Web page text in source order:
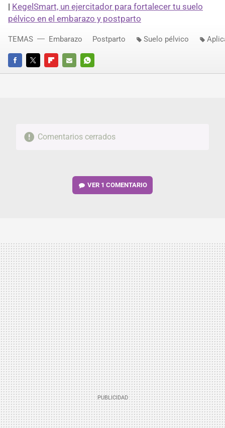
| KegelSmart, un ejercitador para fortalecer tu suelo
pélvico en el embarazo y postparto
FACEBOOKTWITTERFLIPBOARD
E-
WHATSAPP
TEMAS Embarazo Postparto Suelo pélvico
Comentarios cerrados
VER 1 COMENTARIO